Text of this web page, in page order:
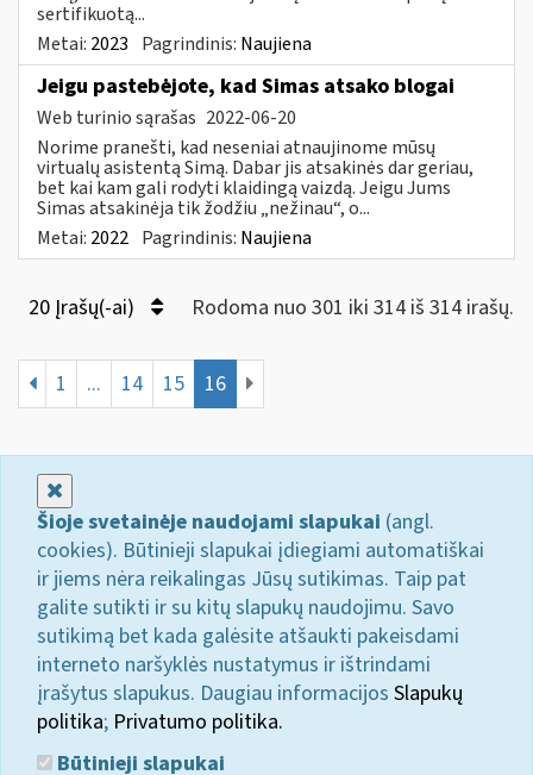
sertifikuotą...
Metai: 2023 Pagrindinis: Naujiena
Jeigu pastebėjote, kad Simas atsako blogai
Web turinio sąrašas 2022-06-20
Norime pranešti, kad neseniai atnaujinome mūsų
virtualų asistentą Simą. Dabar jis atsakinės dar geriau,
bet kai kam gali rodyti klaidingą vaizdą. Jeigu Jums
Simas atsakinėja tik žodžiu „nežinau“, o...
Metai: 2022 Pagrindinis: Naujiena
20 Įrašų(-ai) Rodoma nuo 301 iki 314 iš 314 irašų.
1 ... 14 15 16
Šioje svetainėje naudojami slapukai (angl.
cookies). Būtinieji slapukai įdiegiami automatiškai
ir jiems nėra reikalingas Jūsų sutikimas. Taip pat
galite sutikti ir su kitų slapukų naudojimu. Savo
sutikimą bet kada galėsite atšaukti pakeisdami
interneto naršyklės nustatymus ir ištrindami
įrašytus slapukus. Daugiau informacijos Slapukų
politika; Privatumo politika.
Būtinieji slapukai